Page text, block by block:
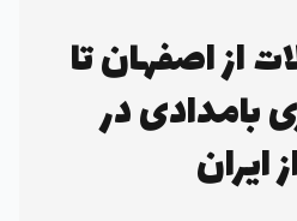
اصفهان تا
بامدادی در
ایران